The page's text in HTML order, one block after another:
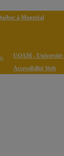
à Montréal
UQAM - Université
Accessibilité Web